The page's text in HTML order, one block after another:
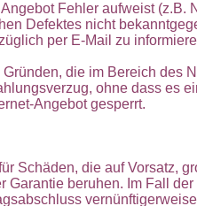
Fehler aufweist (z.B.
Defektes nicht
per E-Mail zu
Gründen, die im Bereich
ohne dass es
Angebot gesperrt.
Schäden, die auf Vorsatz,
Garantie beruhen. Im Fall